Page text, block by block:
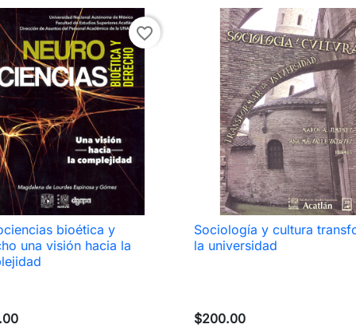
favorite_border
 Vista rápida
bioética y
una visión hacia la
 Vista rápida
Sociología y cultura
la universidad
$200.00